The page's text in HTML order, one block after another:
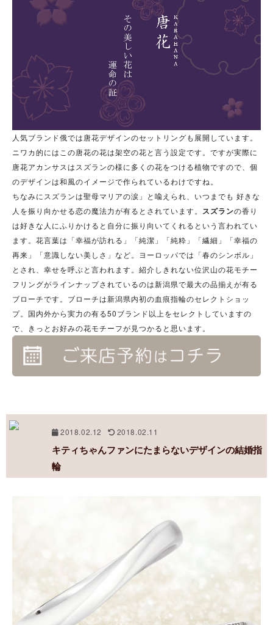
人気ブランド俄では唐花デザインのセットリングも展開しています。
ニワカ的にはこの唐花の花は架空の花と言う設定です。ですが実際に
唐花アカンサスはスズランの様に多くの花をつける植物ですので、個
のデザインは和風のイメージで作られているわけですね。
ちなみにスズランは聖母マリアの涙」と喩えられ、いつまでも 好きな
人を振り向かせる恋の魔法力が有るとされています。 スズランの香り
は好きな人にふりかけると自分に振り向いてくれるという言われてい
ます。花言葉は「幸福が訪れる」「純潔」「純粋」「繊細」「幸福の
再来」「意識しない美しさ」など。ヨーロッパでは「春のシンボル」
とされ、幸せを呼ぶと言われます。紹介しきれない位沢山の花モチー
フリングがラインナップされているのは新潟県で最大の品揃えが有る
ブローチです。ブローチは新潟県内初の血痕指輪のセレクトショッ
プ。国内外から実力の有る50ブランド以上をセレクトしていますの
で、きっとお好みの花モチーフが見つかると思います。
2018.02.12 2018.02.11
キティちゃんファンにたまらないデザインの結婚指
輪